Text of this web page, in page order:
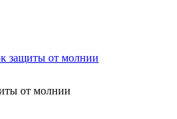
защиты от молнии
от молнии